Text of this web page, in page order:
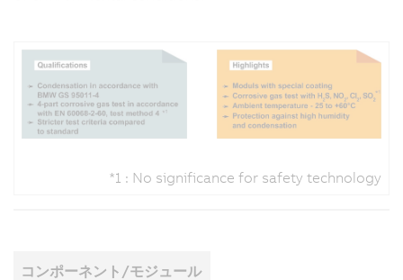
*1 : No significance for safety technology
コンポーネント/モジュール